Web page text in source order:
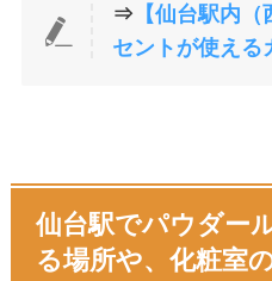
⇒ 【仙台駅内
セントが使える
仙台駅でパウダー
る場所や、化粧室